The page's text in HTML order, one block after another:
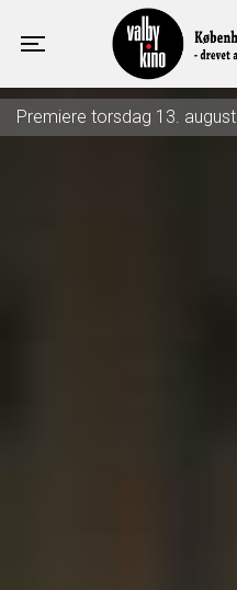
Toggle navigation
Valby Kino
Premiere torsdag 13. august